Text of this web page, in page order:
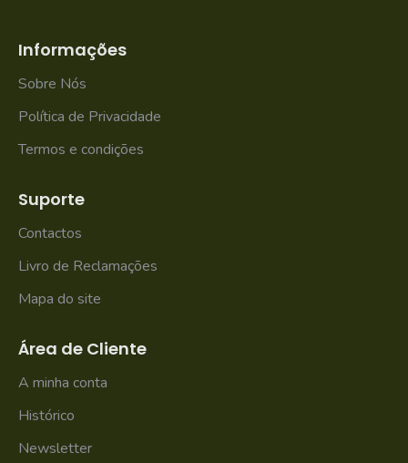
Informações
Sobre Nós
Política de Privacidade
Termos e condições
Suporte
Contactos
Livro de Reclamações
Mapa do site
Área de Cliente
A minha conta
Histórico
Newsletter